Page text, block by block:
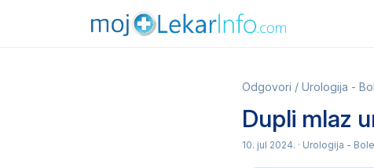
Odgovori / Urologija -
Dupli mlaz
10. jul 2024. · Urologija -